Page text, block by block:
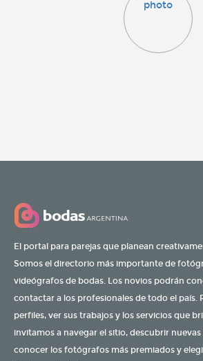
El portal para parejas que planean
Somos el directorio más importante de
videógrafos de bodas. Los novios podrán
contactar a los profesionales de todo el país.
perfiles, ver sus trabajos y los servicios que
invitamos a navegar el sitio, descubrir
conocer los fotógrafos más premiados y